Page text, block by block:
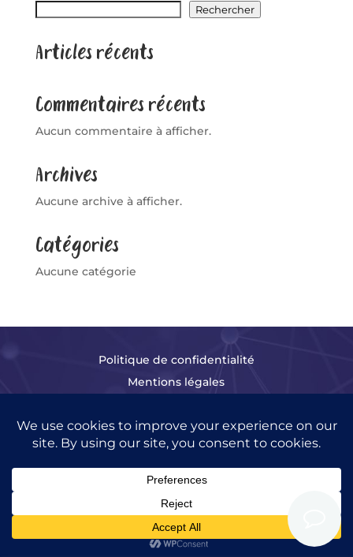
Rechercher
Articles récents
Commentaires récents
Aucun commentaire à afficher.
Archives
Aucune archive à afficher.
Catégories
Aucune catégorie
Politique de confidentialité
Mentions légales
© Azalda Consulting – Tous droits réservés.